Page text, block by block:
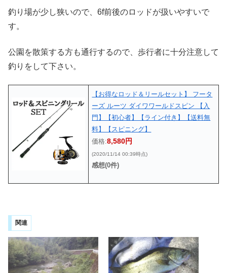
釣り場が少し狭いので、6f前後のロッドが扱いやすいで
す。
公園を散策する方も通行するので、歩行者に十分注意して
釣りをして下さい。
【お得なロッド＆リールセット】 フータ
ーズ ルーツ ダイワワールドスピン 【入
門】【初心者】【ライン付き】【送料無
料】【スピニング】
価格:8,580円
(2020/11/14 00:39時点)
感想(0件)
関連